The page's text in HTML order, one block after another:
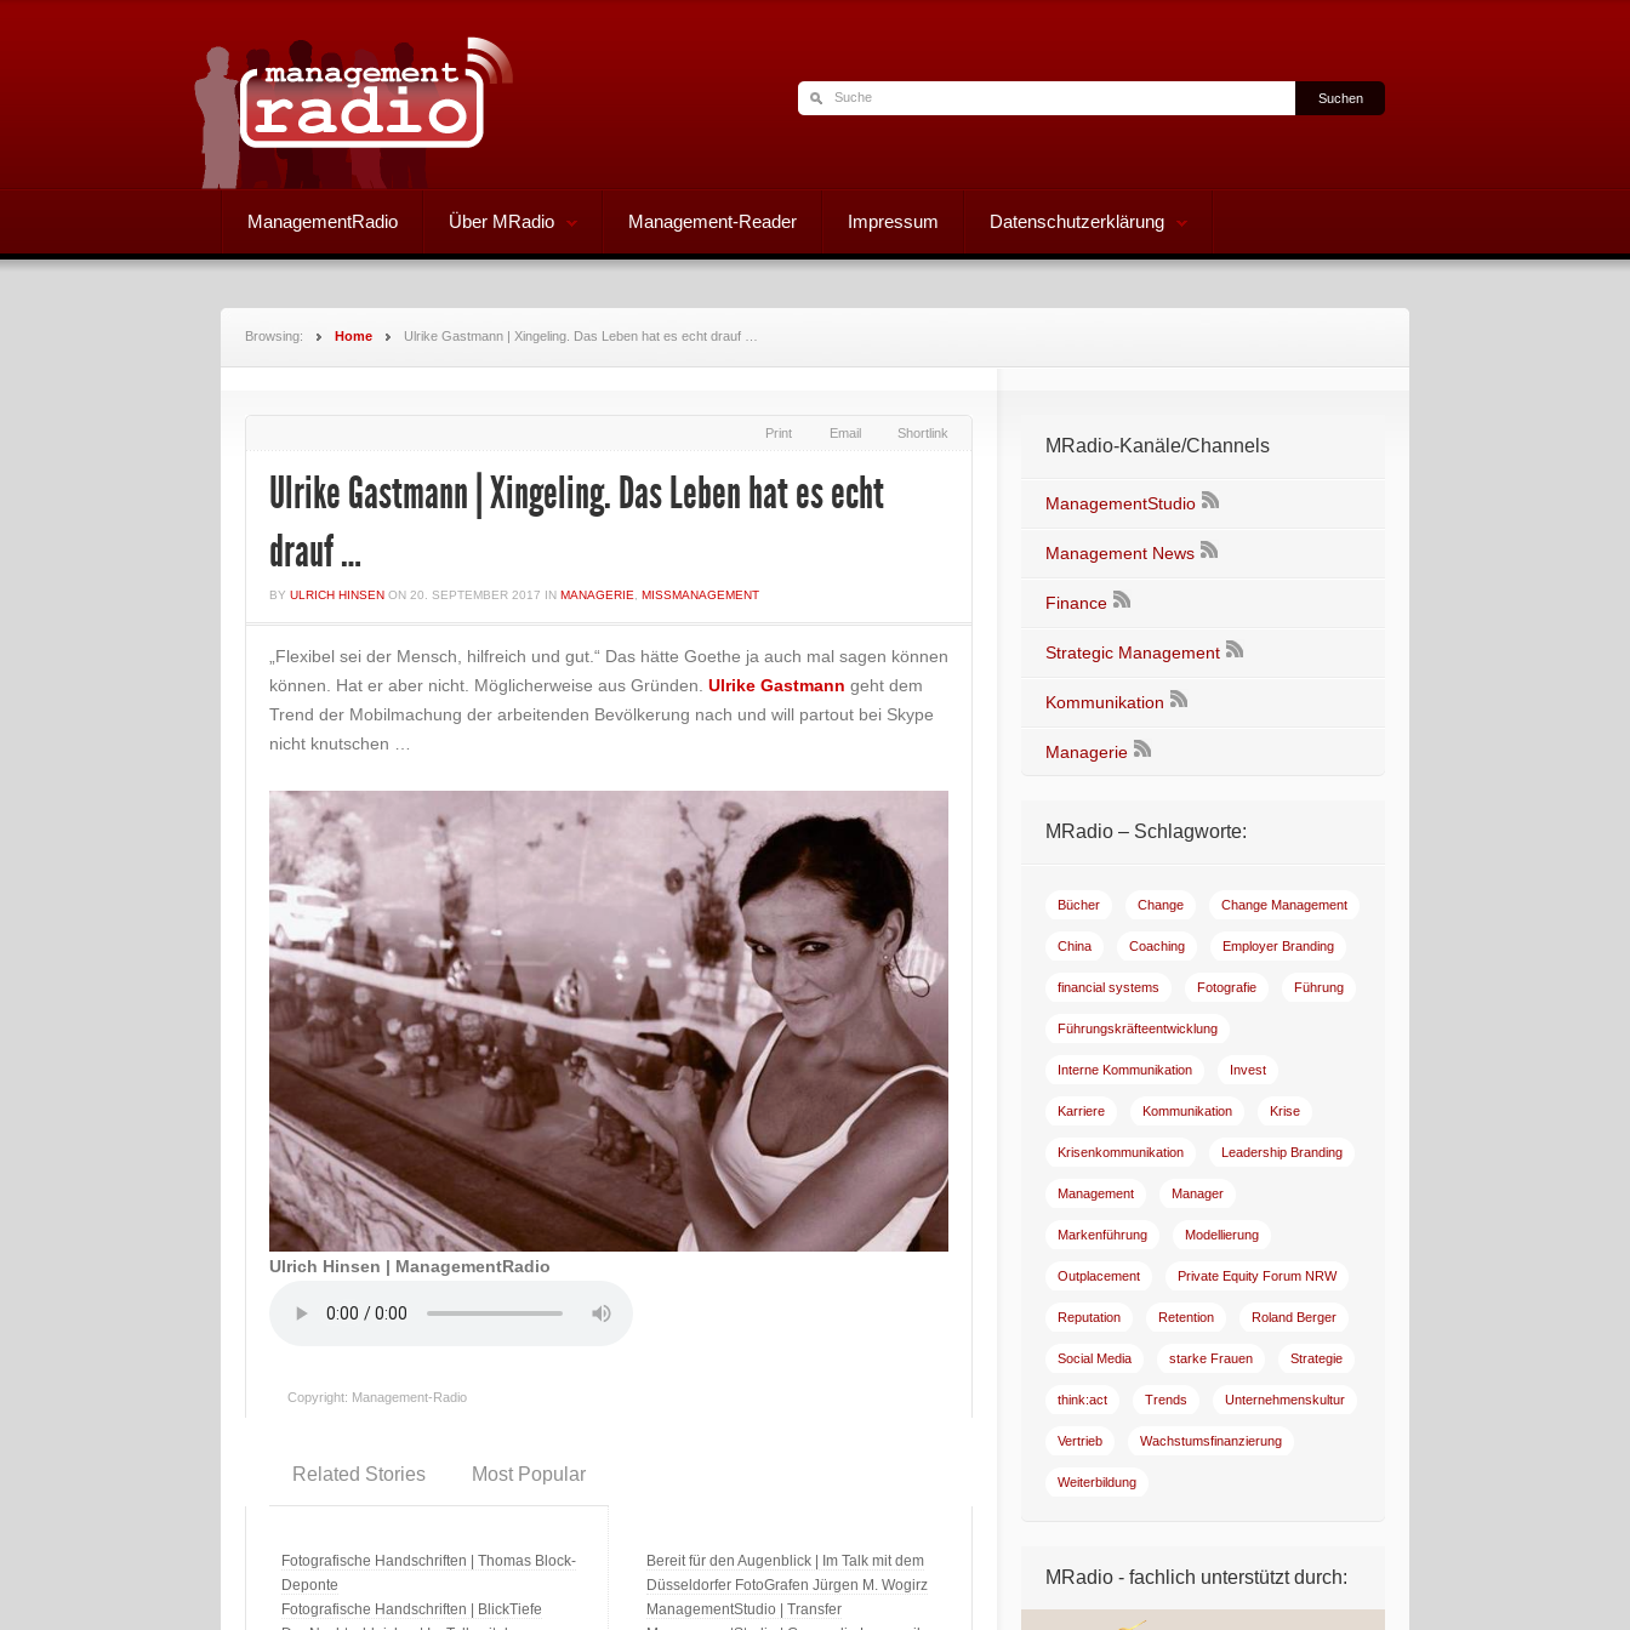
ManagementRadio Über MRadio Management-Reader Impressum Datenschutzerklärung
Browsing: Home Ulrike Gastmann | Xingeling. Das Leben hat es echt drauf …
Print Email Shortlink
Ulrike Gastmann | Xingeling. Das Leben hat es echt
drauf …
BY ULRICH HINSEN ON 20. SEPTEMBER 2017 IN MANAGERIE MISSMANAGEMENT
„Flexibel sei der Mensch, hilfreich und gut.“ Das hätte Goethe ja auch mal sagen können
können. Hat er aber nicht. Möglicherweise aus Gründen. Ulrike Gastmann geht dem
Trend der Mobilmachung der arbeitenden Bevölkerung nach und will partout bei Skype
nicht knutschen …
Ulrich Hinsen | ManagementRadio
Copyright: Management-Radio
Related Stories Most Popular
Fotografische Handschriften | Thomas Block-
Deponte
Fotografische Handschriften | BlickTiefe
Bereit für den Augenblick | Im Talk mit dem
Düsseldorfer FotoGrafen Jürgen M. Wogirz
ManagementStudio | Transfer
MRadio-Kanäle/Channels
ManagementStudio
Management News
Finance
Strategic Management
Kommunikation
Managerie
MRadio – Schlagworte:
Bücher Change Change Management
China Coaching Employer Branding
financial systems Fotografie Führung
Führungskräfteentwicklung
Interne Kommunikation Invest
Karriere Kommunikation Krise
Krisenkommunikation Leadership Branding
Management Manager
Markenführung Modellierung
Outplacement Private Equity Forum NRW
Reputation Retention Roland Berger
Social Media starke Frauen Strategie
think:act Trends Unternehmenskultur
Vertrieb Wachstumsfinanzierung
Weiterbildung
MRadio - fachlich unterstützt durch: